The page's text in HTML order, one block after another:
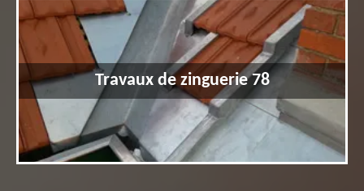
Travaux de zinguerie 78